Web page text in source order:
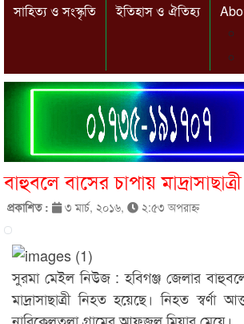
সাহিত্য ও সংস্কৃতি ইতিহাস ও ঐতিহ্য
বাহুবলে বাসের চাপায়
প্রকাশিত : ৩ মার্চ, ২০১৬, ২:৫৩ অপরাহ্ণ
সুরমা মেইল নিউজ : হবিগঞ্জ জেলার
মাদ্রাসাছাত্রী নিহত হয়েছে। নিহত